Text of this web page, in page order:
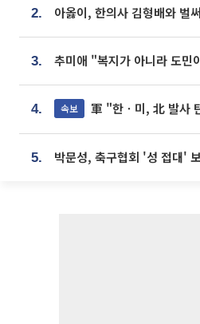
2.
3.
4. 속보 軍 "한ㆍ미, 北 발사 탄도
5.